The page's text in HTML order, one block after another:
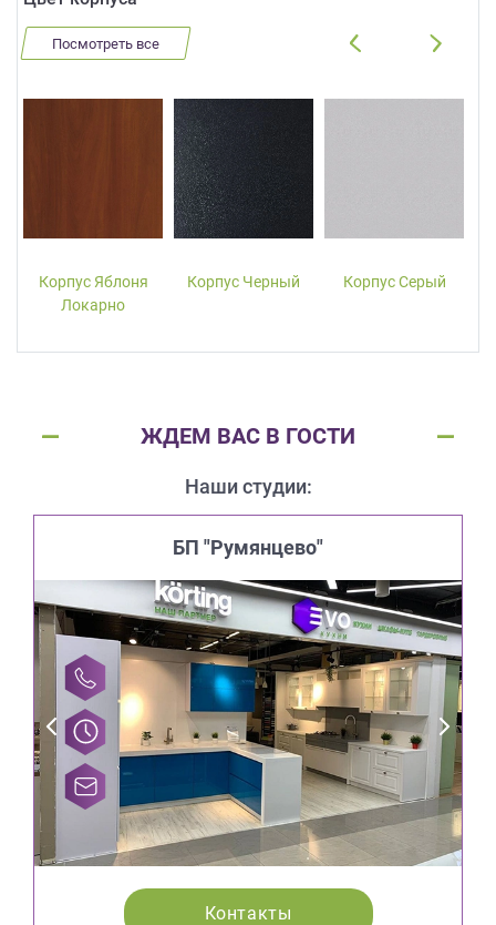
Посмотреть все
Корпус Яблоня
Локарно
Корпус Черный Корпус Серый
ЖДЕМ ВАС В ГОСТИ
Наши студии:
БП "Румянцево"
Контакты